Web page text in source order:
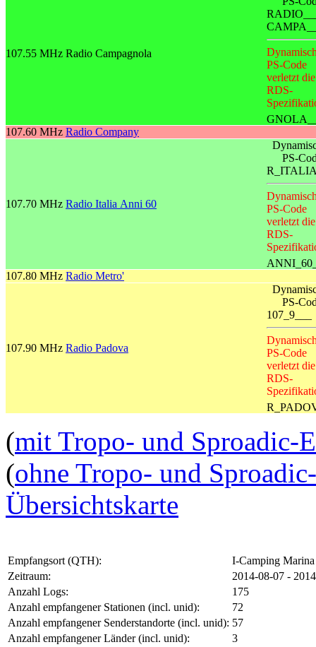
107.55 MHz Radio Campagnola
PS-Code
verletzt die
RDS-
107.60 MHz Radio Company
107.70 MHz Radio Italia Anni 60
PS-
PS-Code
verletzt die
RDS-
107.80 MHz Radio Metro'
107.90 MHz Radio Padova
PS-
107_9___
PS-Code
verletzt die
RDS-
(mit Tropo- und Sproadic-
(ohne Tropo- und
Übersichtskarte
Empfangsort (QTH):
I-Camping
Zeitraum:
2014-08-07 -
Anzahl Logs:
175
Anzahl empfangener Stationen (incl. unid):
72
Anzahl empfangener Senderstandorte (incl. unid): 57
Anzahl empfangener Länder (incl. unid):
3